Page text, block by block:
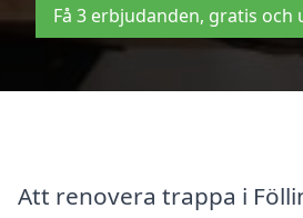
Få 3 erbjudanden, gratis
Att renovera trappa i